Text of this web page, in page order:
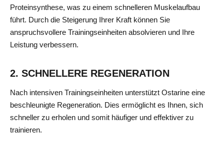
Proteinsynthese, was zu einem schnelleren Muskelaufbau
führt. Durch die Steigerung Ihrer Kraft können Sie
anspruchsvollere Trainingseinheiten absolvieren und Ihre
Leistung verbessern.
2. SCHNELLERE REGENERATION
Nach intensiven Trainingseinheiten unterstützt Ostarine eine
beschleunigte Regeneration. Dies ermöglicht es Ihnen, sich
schneller zu erholen und somit häufiger und effektiver zu
trainieren.